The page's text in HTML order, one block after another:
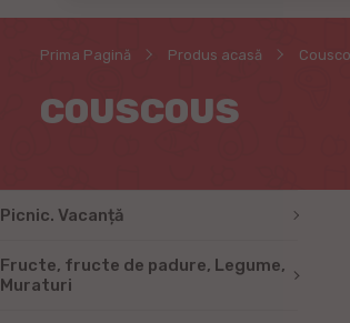
Prima Pagină Produs acasă
COUSCOUS
Picnic. Vacanță
Fructe, fructe de padure, Legume,
Muraturi